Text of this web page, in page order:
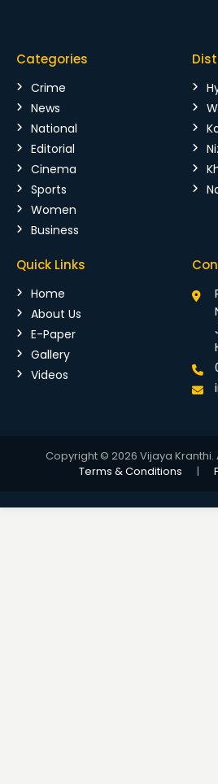
Categories
Crime
News
National
Editorial
Cinema
Sports
Women
Business
Quick Links
Home
About Us
E-Paper
Gallery
Videos
Copyright © 2026 Vijaya Kranthi.
Terms & Conditions
|